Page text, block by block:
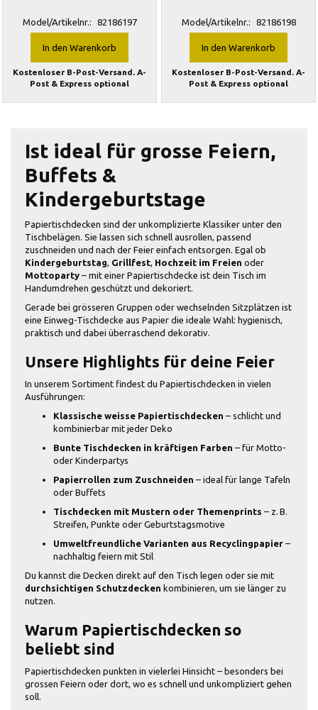
Model/Artikelnr.: 82186197
In den Warenkorb
Kostenloser B-Post-Versand. A-
Post & Express optional
Model/Artikelnr.: 82186198
In den Warenkorb
Kostenloser B-Post-Versand. A-
Post & Express optional
Ist ideal für grosse Feiern,
Buffets &
Kindergeburtstage
Papiertischdecken sind der unkomplizierte Klassiker unter den
Tischbelägen. Sie lassen sich schnell ausrollen, passend
zuschneiden und nach der Feier einfach entsorgen. Egal ob
Kindergeburtstag, Grillfest, Hochzeit im Freien oder
Mottoparty – mit einer Papiertischdecke ist dein Tisch im
Handumdrehen geschützt und dekoriert.
Gerade bei grösseren Gruppen oder wechselnden Sitzplätzen ist
eine Einweg-Tischdecke aus Papier die ideale Wahl: hygienisch,
praktisch und dabei überraschend dekorativ.
Unsere Highlights für deine Feier
In unserem Sortiment findest du Papiertischdecken in vielen
Ausführungen:
Klassische weisse Papiertischdecken – schlicht und
kombinierbar mit jeder Deko
Bunte Tischdecken in kräftigen Farben – für Motto-
oder Kinderpartys
Papierrollen zum Zuschneiden – ideal für lange Tafeln
oder Buffets
Tischdecken mit Mustern oder Themenprints – z. B.
Streifen, Punkte oder Geburtstagsmotive
Umweltfreundliche Varianten aus Recyclingpapier –
nachhaltig feiern mit Stil
Du kannst die Decken direkt auf den Tisch legen oder sie mit
durchsichtigen Schutzdecken kombinieren, um sie länger zu
nutzen.
Warum Papiertischdecken so
beliebt sind
Papiertischdecken punkten in vielerlei Hinsicht – besonders bei
grossen Feiern oder dort, wo es schnell und unkompliziert gehen
soll.